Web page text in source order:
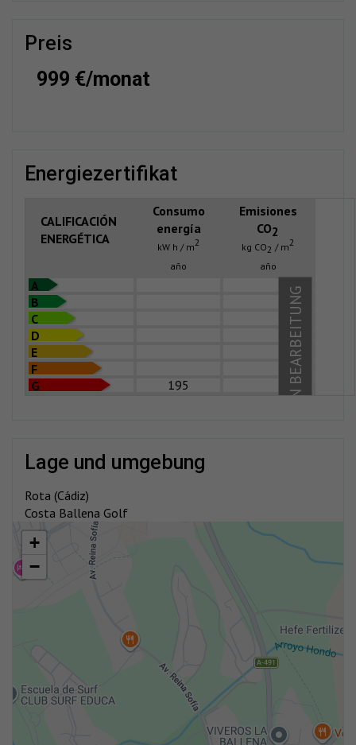
preis
999 €/monat
energiezertifikat
CALIFICACIÓN
ENERGÉTICA
Consumo
energía
kW h / m2
año
Emisiones
CO2
kg CO2 / m2
año
A
B
C
D
E
F
G
195 IN BEARBEITUNG
lage und umgebung
Rota (Cádiz)
Costa Ballena Golf
+
−